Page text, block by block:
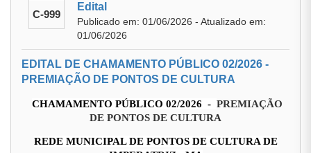
C-999
Edital
Publicado em: 01/06/2026 - Atualizado em:
01/06/2026
EDITAL DE CHAMAMENTO PÚBLICO 02/2026 -
PREMIAÇÃO DE PONTOS DE CULTURA
CHAMAMENTO PÚBLICO 02/2026 - PREMIAÇÃO
DE PONTOS DE CULTURA
REDE MUNICIPAL DE PONTOS DE CULTURA DE